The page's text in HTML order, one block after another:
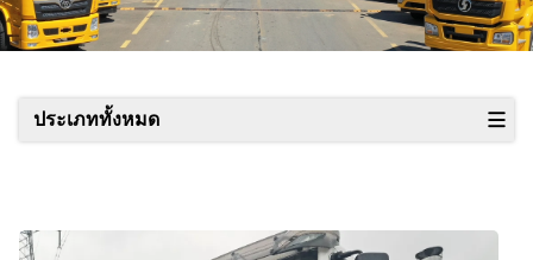
ประเภททั้งหมด